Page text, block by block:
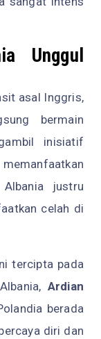
Unggul
asal Inggris,
bermain
inisiatif
justru
celah di
tercipta pada
Ardian
berada
diri dan